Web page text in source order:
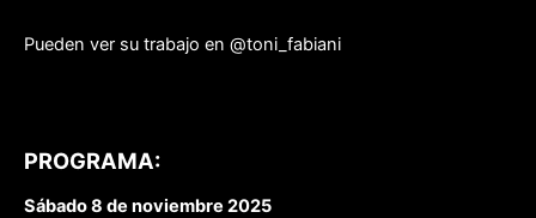
Pueden ver su trabajo en @toni_fabiani
PROGRAMA:
Sábado 8 de noviembre 2025